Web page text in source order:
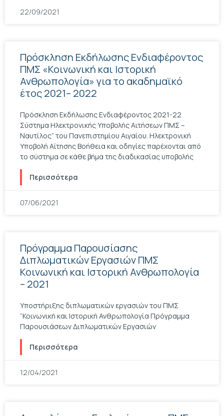
22/09/2021
Πρόσκληση Εκδήλωσης Ενδιαφέροντος
ΠΜΣ «Κοινωνική και Ιστορική
Ανθρωπολογία» για το ακαδημαϊκό
έτος 2021– 2022
Πρόσκληση Εκδήλωσης Ενδιαφέροντος 2021-22
Σύστημα Ηλεκτρονικής Υποβολής Αιτήσεων ΠΜΣ –
Ναυτίλος” του Πανεπιστημίου Αιγαίου. Ηλεκτρονική
Υποβολή Αίτησης Βοήθεια και οδηγίες παρέχονται από
το σύστημα σε κάθε βήμα της διαδικασίας υποβολής
Περισσότερα
07/06/2021
Πρόγραμμα Παρουσίασης
Διπλωματικών Εργασιών ΠΜΣ
Κοινωνική και Ιστορική Ανθρωπολογία
– 2021
Yποστήριξης διπλωματικών εργασιών του ΠΜΣ
“Κοινωνική και Ιστορική Ανθρωπολογία Πρόγραμμα
Παρουσιάσεων Διπλωματικών Εργασιών
Περισσότερα
12/04/2021